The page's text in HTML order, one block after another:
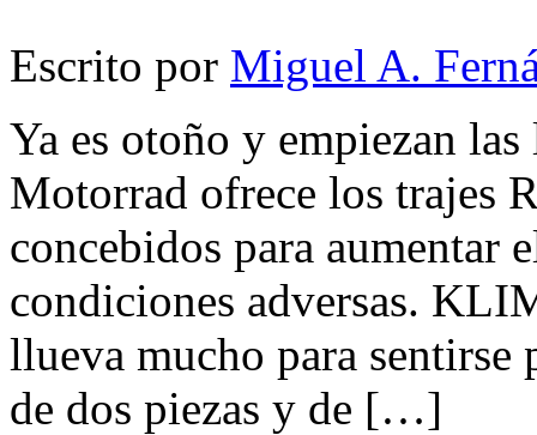
Escrito por Miguel A.
Ya es otoño y empiezan
Motorrad ofrece los trajes
concebidos para aumentar
condiciones adversas.
llueva mucho para
de dos piezas y de […]